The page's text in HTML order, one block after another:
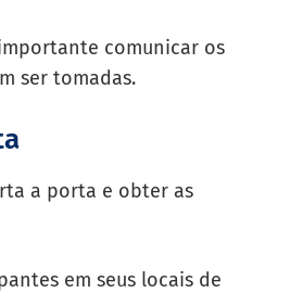
comunicar os
ser tomadas.
a porta e obter as
em seus locais de